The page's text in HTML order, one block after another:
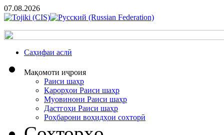
07.08.2026
Cаҳифаи аслӣ
Мақомоти иҷроия
Раиси шаҳр
Қарорҳои Раиси шаҳр
Муовинони Раиси шаҳр
Дастгоҳи Раиси шаҳр
Роҳбарони воҳидҳои сохторӣ